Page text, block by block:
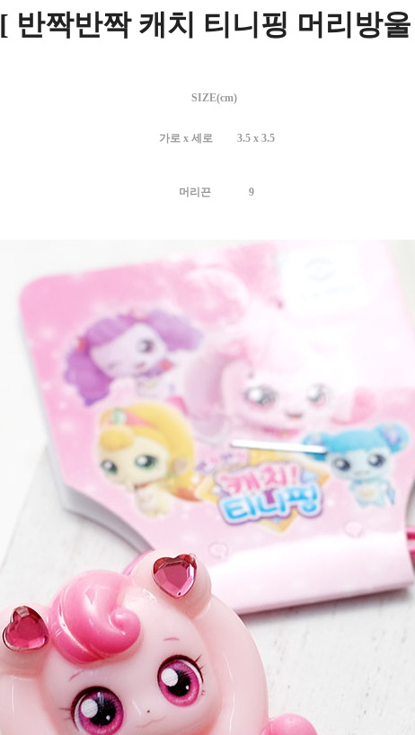
[ 반짝반짝 캐치 티니핑 머리방
SIZE(cm)
가로 x 세로 3.5 x 3.5
머리끈 9